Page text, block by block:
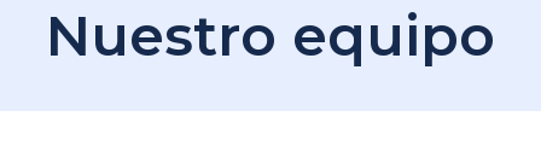
Nuestro equipo